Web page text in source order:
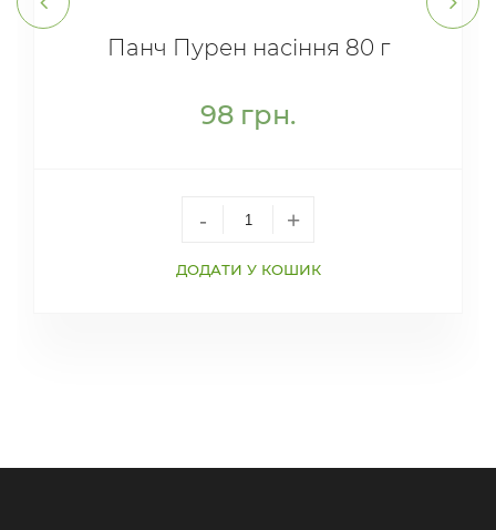
Панч Пурен насіння 80 г
98 грн.
- +
ДОДАТИ У КОШИК